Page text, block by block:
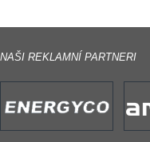
NAŠI REKLAMNÍ PARTNERI